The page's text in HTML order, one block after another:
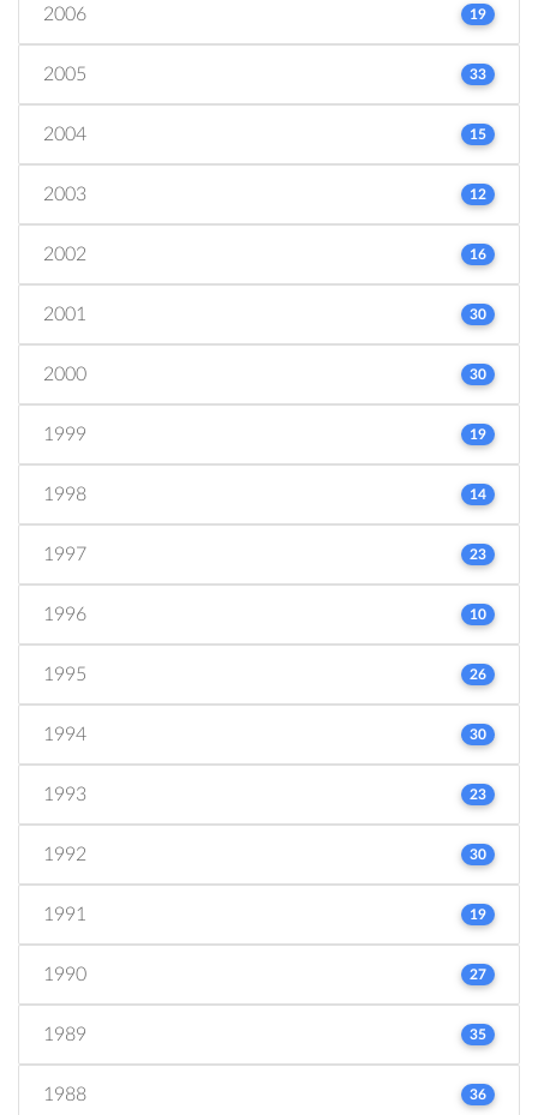
2006 19
2005 33
2004 15
2003 12
2002 16
2001 30
2000 30
1999 19
1998 14
1997 23
1996 10
1995 26
1994 30
1993 23
1992 30
1991 19
1990 27
1989 35
1988 36